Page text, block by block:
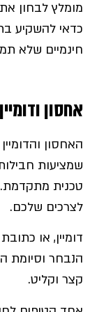
מומלץ לבחון
כדאי להשקיע
חינמיים שלא
אחסון
האחסון
שמציעות
טכנית
לצרכים שלכם.
דומיין, או
קצר וקליט.